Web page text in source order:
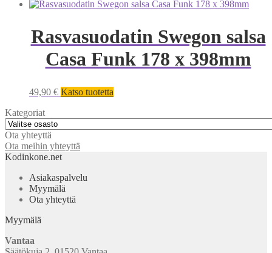
Rasvasuodatin Swegon salsa
Casa Funk 178 x 398mm
49,90 € Katso tuotetta
Kategoriat
Ota yhteyttä
Ota meihin yhteyttä
Kodinkone.net
Asiakaspalvelu
Myymälä
Ota yhteyttä
Myymälä
Vantaa